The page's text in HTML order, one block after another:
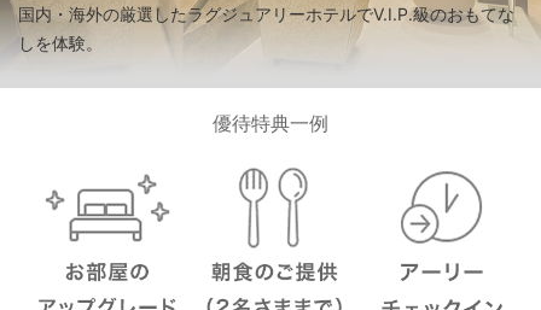
国内・海外の厳選したラグジュアリーホテルでV.I.P.級のおもてな
しを体験。
優待特典一例